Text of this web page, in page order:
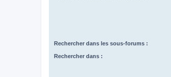
Rechercher dans les sous-forums :
Rechercher dans :